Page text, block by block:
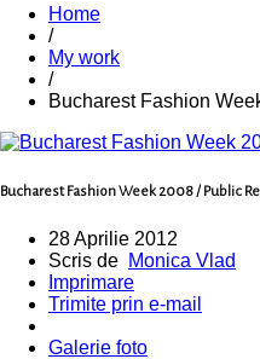
Home
/
My work
/
Bucharest Fashion
Bucharest Fashion Week 2008 / Public
28 Aprilie 2012
Scris de Monica Vlad
Imprimare
Trimite prin e-mail
Galerie foto